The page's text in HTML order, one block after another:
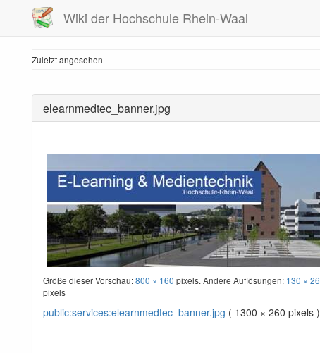
Wiki der Hochschule Rhein-Waal
Zuletzt angesehen
elearnmedtec_banner.jpg
Größe dieser Vorschau:800 × 160 pixels. Andere Auflösungen: 130 × 26
pixels
public:services:elearnmedtec_banner.jpg ( 1300 × 260 pixels )